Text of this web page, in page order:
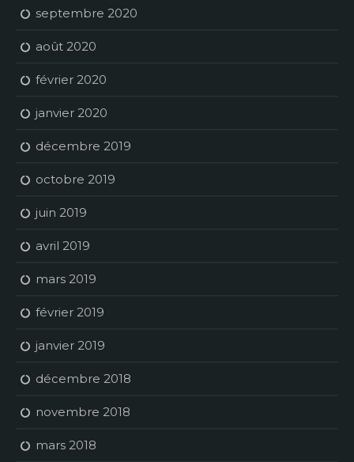
septembre 2020
août 2020
février 2020
janvier 2020
décembre 2019
octobre 2019
juin 2019
avril 2019
mars 2019
février 2019
janvier 2019
décembre 2018
novembre 2018
mars 2018